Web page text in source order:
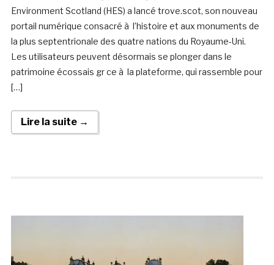
Environment Scotland (HES) a lancé trove.scot, son nouveau
portail numérique consacré à l’histoire et aux monuments de
la plus septentrionale des quatre nations du Royaume-Uni.
Les utilisateurs peuvent désormais se plonger dans le
patrimoine écossais gr ce à la plateforme, qui rassemble pour
[…]
Lire la suite →